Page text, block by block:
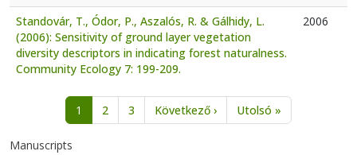
Standovár, T., Ódor, P., Aszalós, R. & Gálhidy, L.
(2006): Sensitivity of ground layer vegetation
diversity descriptors in indicating forest naturalness.
Community Ecology 7: 199-209.
2006
Pagination
1 2 3 Következő ›Next page
Utolsó »
Manuscripts